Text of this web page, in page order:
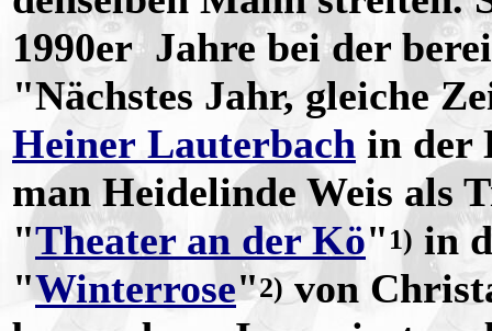
1990er Jahre bei der
"Nächstes Jahr, gleiche
Heiner Lauterbach in der
man Heidelinde Weis als
"Theater an der Kö" 1) in
"Winterrose"2) von